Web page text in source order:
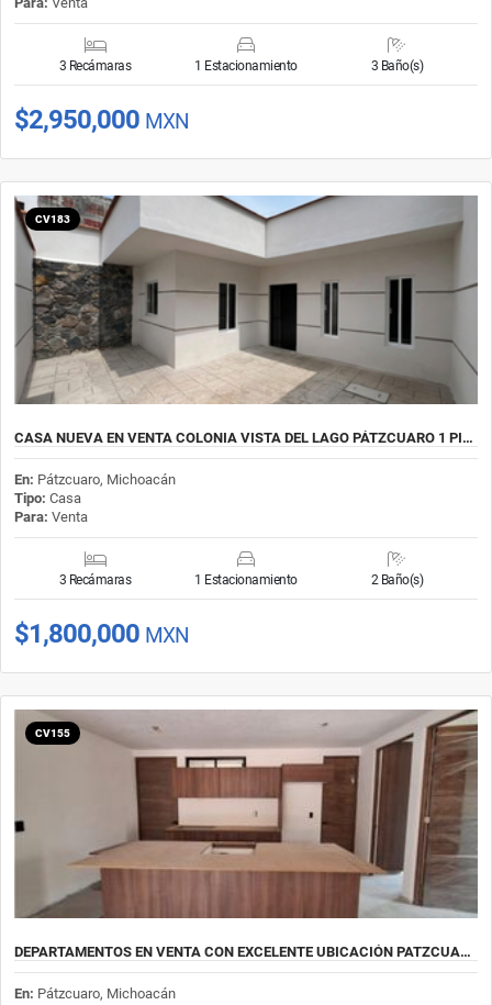
3 Recámaras 1 Estacionamiento 3 Baño(s)
$2,950,000 MXN
CV183
CASA NUEVA EN VENTA COLONIA VISTA DEL LAGO PÁTZCUARO 1 PI…
En: Pátzcuaro, Michoacán
Tipo: Casa
Para: Venta
3 Recámaras 1 Estacionamiento 2 Baño(s)
$1,800,000 MXN
CV155
DEPARTAMENTOS EN VENTA CON EXCELENTE UBICACIÓN PATZCUA…
En: Pátzcuaro, Michoacán